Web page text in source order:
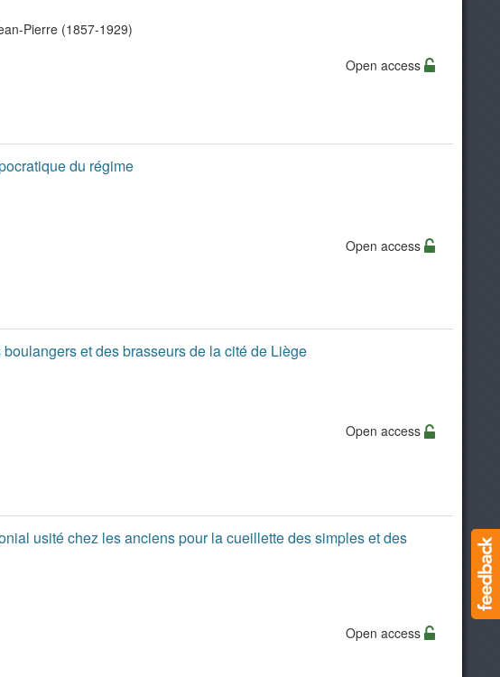
Pierre (1857-1929)
Open access
du régime
Open access
et des brasseurs de la cité de Liège
Open access
usité chez les anciens pour la cueillette des simples et des
Open access